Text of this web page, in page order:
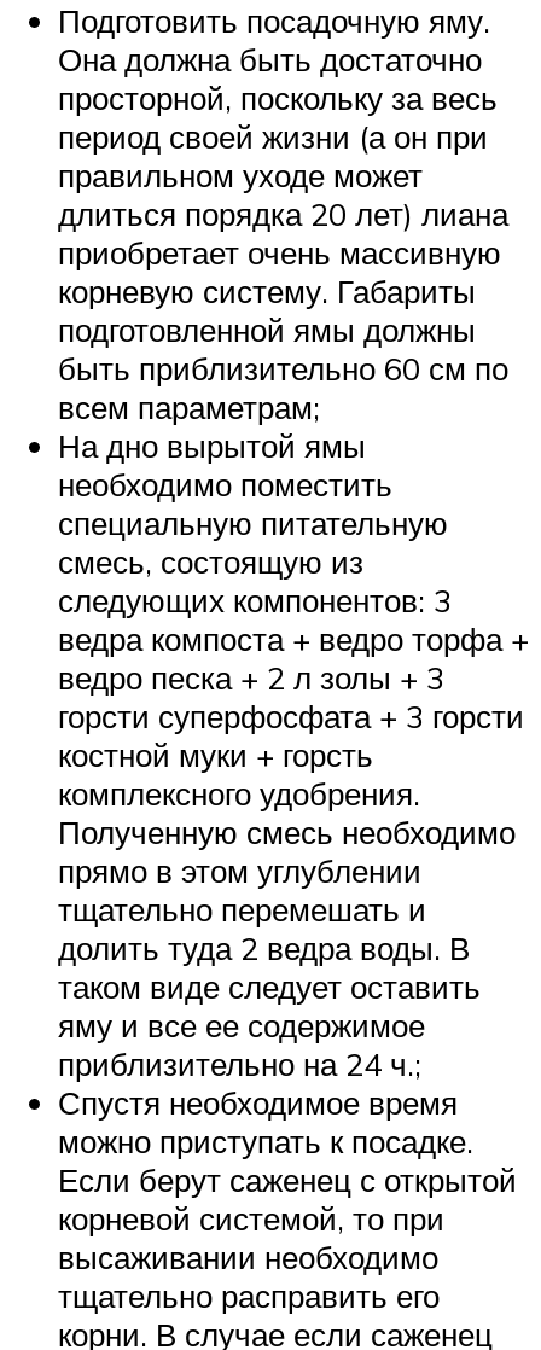
Подготовить посадочную яму.
Она должна быть достаточно
просторной, поскольку за весь
период своей жизни (а он при
правильном уходе может
длиться порядка 20 лет) лиана
приобретает очень массивную
корневую систему. Габариты
подготовленной ямы должны
быть приблизительно 60 см по
всем параметрам;
На дно вырытой ямы
необходимо поместить
специальную питательную
смесь, состоящую из
следующих компонентов: 3
ведра компоста + ведро торфа +
ведро песка + 2 л золы + 3
горсти суперфосфата + 3 горсти
костной муки + горсть
комплексного удобрения.
Полученную смесь необходимо
прямо в этом углублении
тщательно перемешать и
долить туда 2 ведра воды. В
таком виде следует оставить
яму и все ее содержимое
приблизительно на 24 ч.;
Спустя необходимое время
можно приступать к посадке.
Если берут саженец с открытой
корневой системой, то при
высаживании необходимо
тщательно расправить его
корни. В случае если саженец